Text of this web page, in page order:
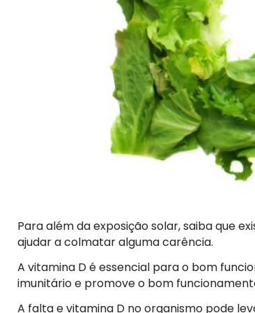
Para além da exposição solar, saiba que
ajudar a colmatar alguma carência.
A vitamina D é essencial para o bom
imunitário e promove o bom
A falta e vitamina D no organismo pode